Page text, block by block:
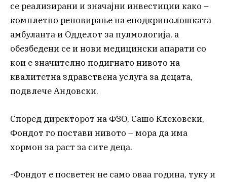
се реализирани и значајни инвестиции како –
комплетно реновирање на енодкринолошката
амбуланта и Одделот за пулмологија, а
обезбедени се и нови медицински апарати со
кои е значително подигнато нивото на
квалитетна здравствена услуга за децата,
подвлече Андовски.
Според директорот на ФЗО, Сашо Клековски,
Фондот го постави нивото – мора да има
хормон за раст за сите деца.
-Фондот е посветен не само оваа година, туку и